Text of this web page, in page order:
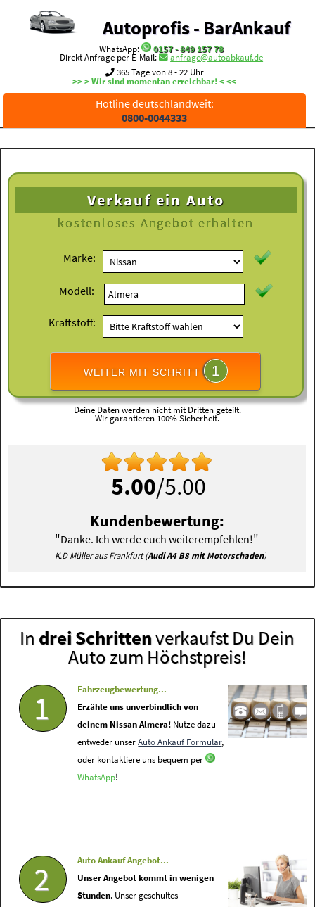
Autoprofis - BarAnkauf
WhatsApp:
0157 - 849 157 78
Direkt Anfrage per E-Mail:
anfrage@autoabkauf.de
365 Tage von 8 - 22 Uhr
>> > Wir sind momentan erreichbar! < <<
Hotline deutschlandweit:
0800-0044333
Verkauf ein Auto
kostenloses Angebot erhalten
Marke:
Modell:
Kraftstoff:
WEITER MIT SCHRITT 1
Deine Daten werden nicht mit Dritten geteilt.
Wir garantieren 100% Sicherheit.
5.00/5.00
Kundenbewertung:
"Danke. Ich werde euch weiterempfehlen!"
K.D Müller aus Frankfurt (Audi A4 B8 mit Motorschaden)
In drei Schrittenverkaufst Du Dein
Auto zum Höchstpreis!
1
Fahrzeugbewertung...
Erzähle uns unverbindlich von
deinem Nissan Almera! Nutze dazu
entweder unserAuto Ankauf Formular,
oder kontaktiere uns bequem per
WhatsApp!
2
Auto Ankauf Angebot...
Unser Angebot kommt in wenigen
Stunden. Unser geschultes